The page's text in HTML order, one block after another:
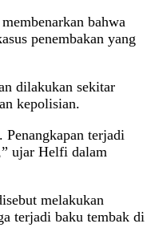
bahwa
penembakan yang
dilakukan sekitar
kepolisian.
Penangkapan terjadi
ujar Helfi dalam
melakukan
terjadi baku tembak di